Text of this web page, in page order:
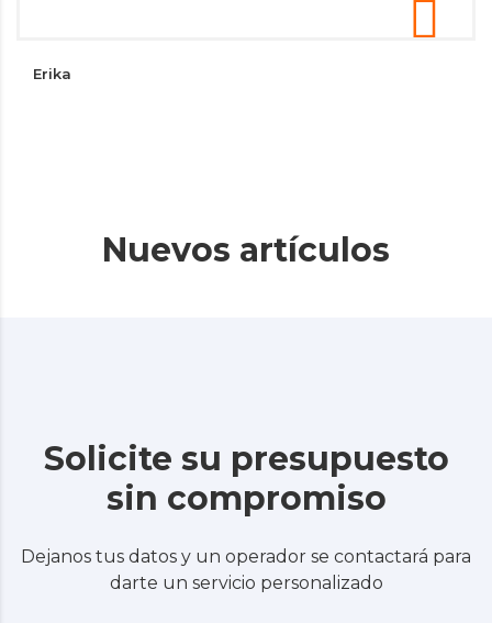
Erika
Nuevos artículos
Solicite su presupuesto
sin compromiso
Dejanos tus datos y un operador se contactará para
darte un servicio personalizado